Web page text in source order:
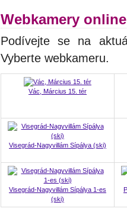
Webkamery
Podívejte se na
Vyberte webkameru.
Vác, Március 15. tér
Visegrád-Nagyvillám Sípálya (ski)
Visegrád-Nagyvillám Sípálya 1-es
(ski)